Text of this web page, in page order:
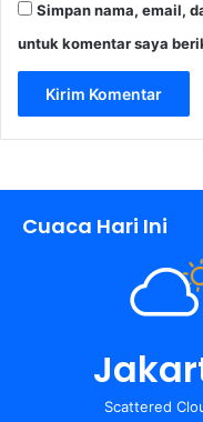
Simpan nama, email,
untuk komentar saya
Cuaca Hari Ini
Scattered